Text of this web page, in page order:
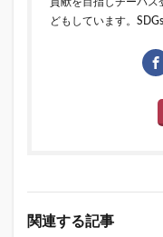
どもしています。
関連する記事